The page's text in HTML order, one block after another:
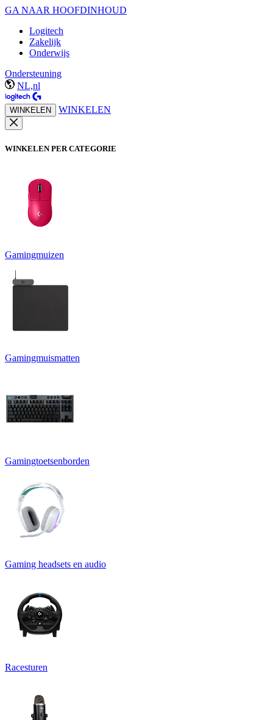
GA NAAR HOOFDINHOUD
Logitech
Zakelijk
Onderwijs
Ondersteuning
NL,nl
WINKELEN WINKELEN
WINKELEN PER CATEGORIE
Gamingmuizen
Gamingmuismatten
Gamingtoetsenborden
Gaming headsets en audio
Racesturen